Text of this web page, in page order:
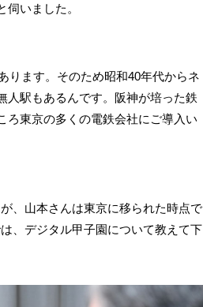
いました。
ります。そのため昭和40年代からネ
人駅もあるんです。阪神が培った鉄
ろ東京の多くの電鉄会社にご導入い
、山本さんは東京に移られた時点で
、デジタル甲子園について教えて下